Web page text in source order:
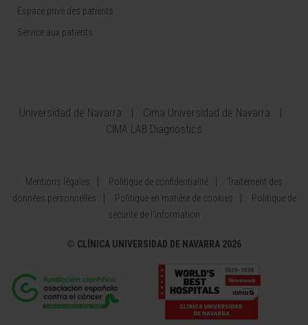
Espace privé des patients
Service aux patients
Universidad de Navarra
Cima Universidad de Navarra
CIMA LAB Diagnostics
Mentions légales Politique de confidentialité
Traitement des
données personnelles
Politique en matière de cookies
Politique de
sécurité de l'information
© CLÍNICA UNIVERSIDAD DE NAVARRA 2026